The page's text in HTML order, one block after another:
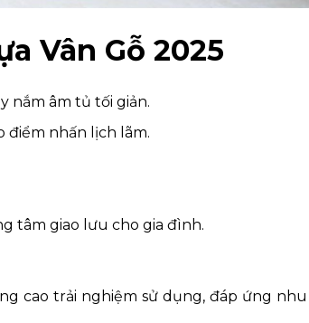
Vân Gỗ 2025
nắm âm tủ tối giản.
điểm nhấn lịch lãm.
tâm giao lưu cho gia đình.
cao trải nghiệm sử dụng, đáp ứng